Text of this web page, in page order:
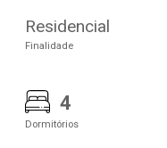
Residencial
Finalidade
4
Dormitórios